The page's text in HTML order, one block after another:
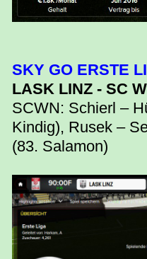
SKY GO ERSTE
LASK LINZ - SC
SCWN: Schierl –
Kindig), Rusek –
(83. Salamon)